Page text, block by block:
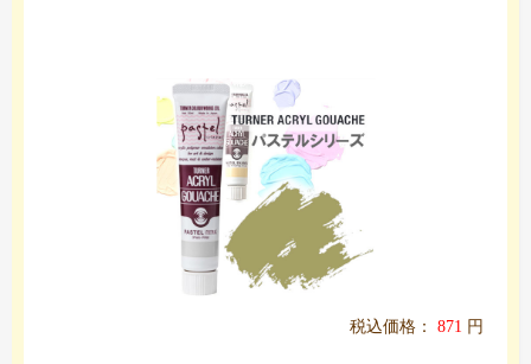
税込価格： 871 円